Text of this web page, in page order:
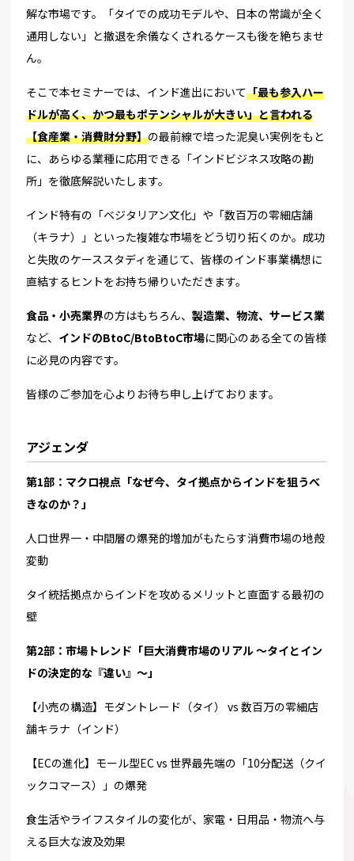
解な市場です。「タイでの成功モデルや、日本の常識が全く
通用しない」と撤退を余儀なくされるケースも後を絶ちませ
ん。
そこで本セミナーでは、インド進出において「最も参入ハー
ドルが高く、かつ最もポテンシャルが大きい」と言われる
【食産業・消費財分野】の最前線で培った泥臭い実例をもと
に、あらゆる業種に応用できる「インドビジネス攻略の勘
所」を徹底解説いたします。
インド特有の「ベジタリアン文化」や「数百万の零細店舗
（キラナ）」といった複雑な市場をどう切り拓くのか。成功
と失敗のケーススタディを通じて、皆様のインド事業構想に
直結するヒントをお持ち帰りいただきます。
食品・小売業界の方はもちろん、製造業、物流、サービス業
など、 インドのBtoC/BtoBtoC市場に関心のある全ての皆様
に必見の内容です。
皆様のご参加を心よりお待ち申し上げております。
アジェンダ
第1部：マクロ視点「なぜ今、タイ拠点からインドを狙うべ
きなのか？」
人口世界一・中間層の爆発的増加がもたらす消費市場の地殻
変動
タイ統括拠点からインドを攻めるメリットと直面する最初の
壁
第2部：市場トレンド「巨大消費市場のリアル 〜タイとイン
ドの決定的な『違い』〜」
【小売の構造】モダントレード（タイ） vs 数百万の零細店
舗キラナ（インド）
【ECの進化】モール型EC vs 世界最先端の「10分配送（クイ
ックコマース）」の爆発
食生活やライフスタイルの変化が、家電・日用品・物流へ与
える巨大な波及効果